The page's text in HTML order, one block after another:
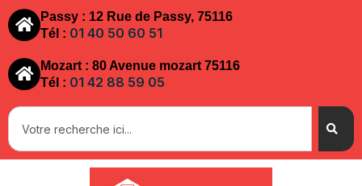
Passy : 12 Rue de Passy, 75116
Tél : 01 40 50 60 51
Mozart : 80 Avenue mozart 75116
Tél : 01 42 88 59 05